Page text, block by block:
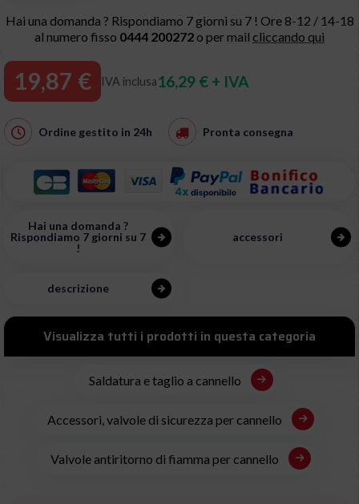
Hai una domanda ? Rispondiamo 7 giorni su 7 ! Ore 8-12 / 14-18
al numero fisso 0444 200272 o per mail cliccando qui
19,87 € IVA inclusa16,29 € + IVA
Ordine gestito in 24h Pronta consegna
Hai una domanda ?
Rispondiamo 7 giorni su 7
!
accessori
descrizione
Visualizza tutti i prodotti in questa categoria
Saldatura e taglio a cannello
Accessori, valvole di sicurezza per cannello
Valvole antiritorno di fiamma per cannello